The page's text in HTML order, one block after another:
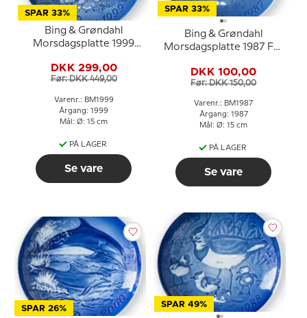
SPAR 33%
Bing & Grøndahl
Morsdagsplatte 1999
DKK 299,00
Før: DKK 449,00
Varenr.: BM1999
Årgang: 1999
Mål: Ø: 15 cm
PÅ LAGER
Se vare
SPAR 33%
Bing & Grøndahl
Morsdagsplatte 1987 Får
DKK 100,00
Før: DKK 150,00
Varenr.: BM1987
Årgang: 1987
Mål: Ø: 15 cm
PÅ LAGER
Se vare
SPAR 26% SPAR 49%